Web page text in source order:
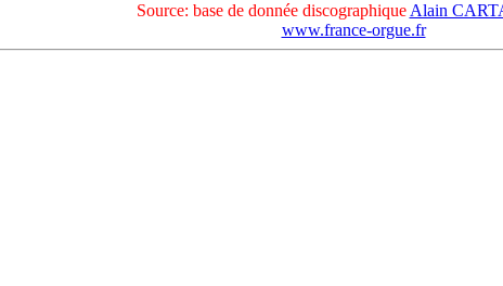
Source: base de donnée discographique Alain
www.france-orgue.fr